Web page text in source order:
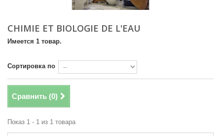
CHIMIE ET BIOLOGIE DE L'EAU
Имеется 1 товар.
Сортировка по
Сравнить (0)
Показ 1 - 1 из 1 товара